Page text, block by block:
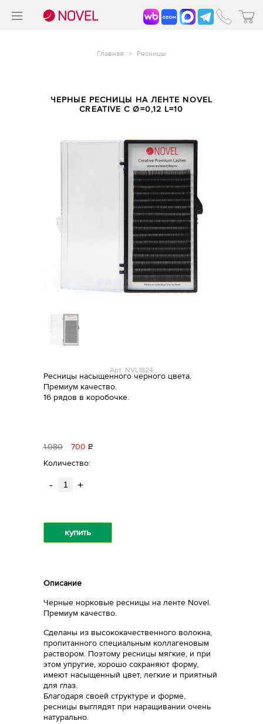
Главная > Ресницы
ЧЕРНЫЕ РЕСНИЦЫ НА ЛЕНТЕ NOVEL
CREATIVE C Ø=0,12 L=10
Арт: NVL1824
Ресницы насыщенного черного цвета.
Премиум качество.
16 рядов в коробочке.
1080 700 Р
Количество:
- +
купить
Описание
Черные норковые ресницы на ленте Novel.
Премиум качество.
Сделаны из высококачественного волокна,
пропитанного специальным коллагеновым
раствором. Поэтому ресницы мягкие, и при
этом упругие, хорошо сохраняют форму,
имеют насыщенный цвет, легкие и приятный
для глаз.
Благодаря своей структуре и форме,
ресницы выглядят при наращивании очень
натурально.